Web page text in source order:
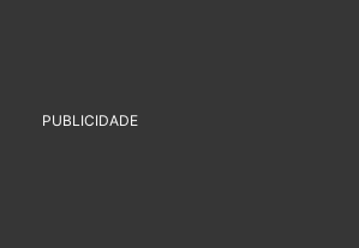
PUBLICIDADE